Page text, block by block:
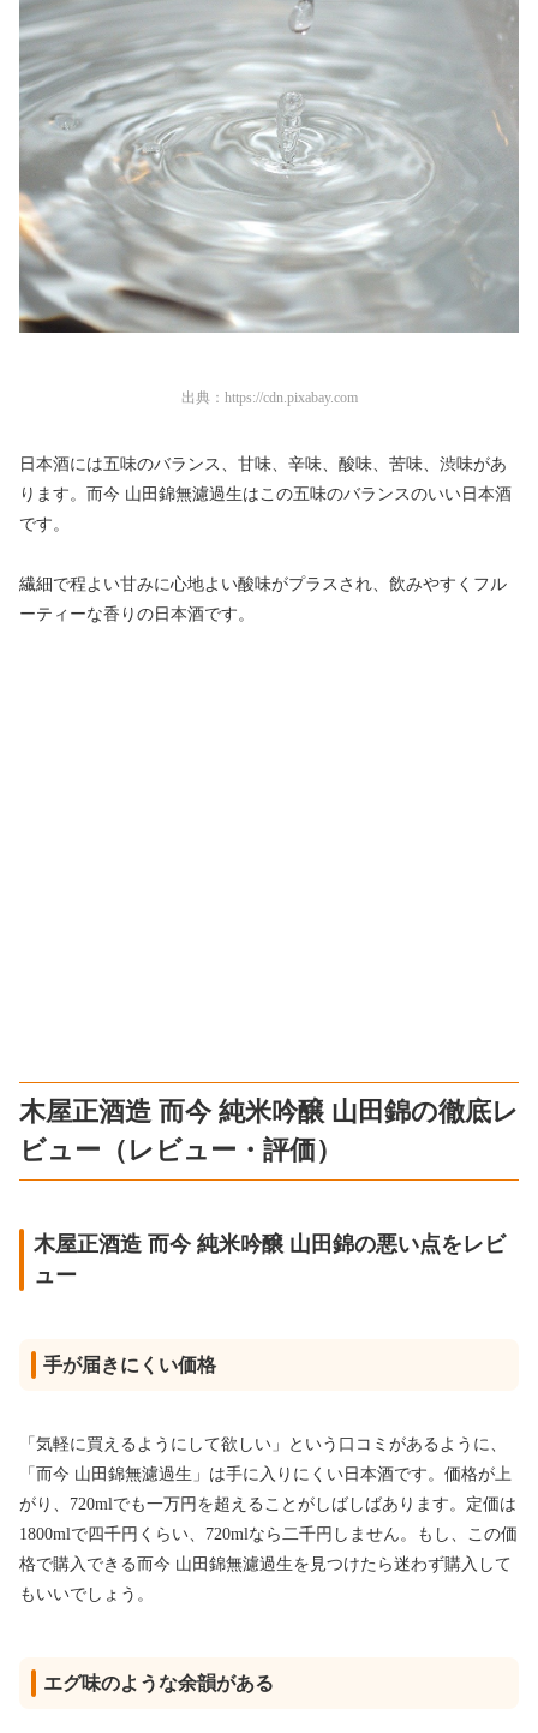
出典： https://cdn.pixabay.com
日本酒には五味のバランス、甘味、辛味、酸味、苦味、渋味があ
ります。而今 山田錦無濾過生はこの五味のバランスのいい日本酒
です。
繊細で程よい甘みに心地よい酸味がプラスされ、飲みやすくフル
ーティーな香りの日本酒です。
木屋正酒造 而今 純米吟醸 山田錦の徹底レ
ビュー（レビュー・評価）
木屋正酒造 而今 純米吟醸 山田錦の悪い点をレビ
ュー
手が届きにくい価格
「気軽に買えるようにして欲しい」という口コミがあるように、
「而今 山田錦無濾過生」は手に入りにくい日本酒です。価格が上
がり、720mlでも一万円を超えることがしばしばあります。定価は
1800mlで四千円くらい、720mlなら二千円しません。もし、この価
格で購入できる而今 山田錦無濾過生を見つけたら迷わず購入して
もいいでしょう。
エグ味のような余韻がある